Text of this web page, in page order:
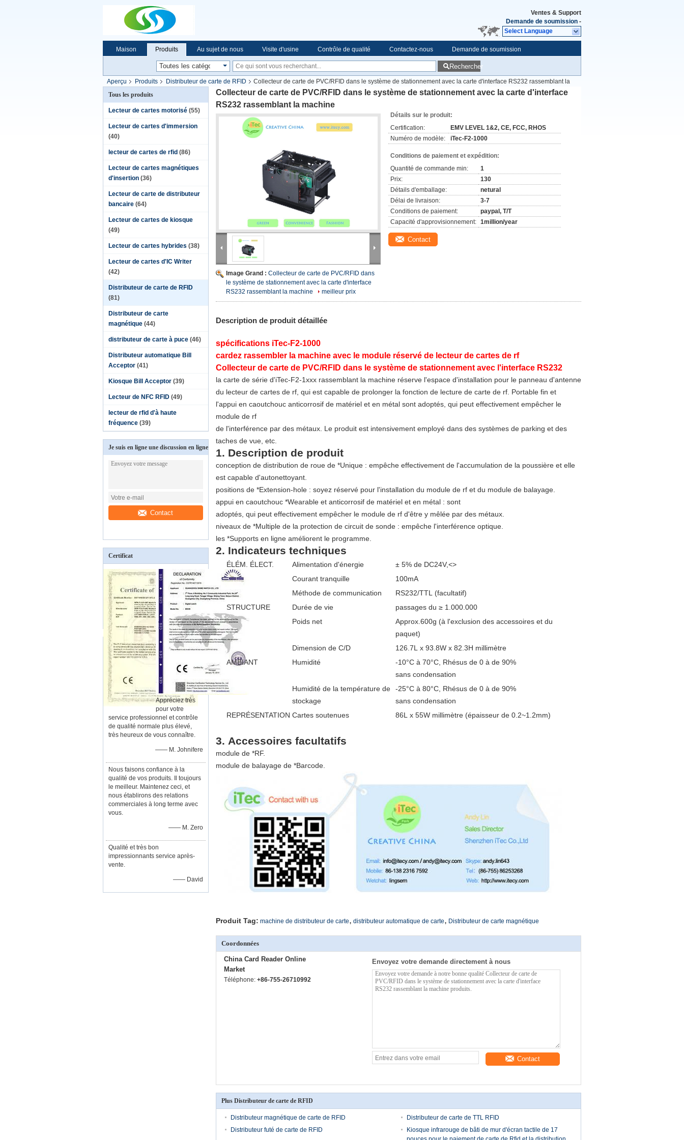
Ventes & Support
Demande de soumission -
Select Language
Maison Produits Au sujet de nous Visite d'usine Contrôle de qualité Contactez-nous Demande de soumission
Rechercher
Aperçu Produits Distributeur de carte de RFID
Collecteur de carte de PVC/RFID dans le système de stationnement avec la carte d'interface RS232 rassemblant la
machine
Tous les produits
Lecteur de cartes motorisé (55)
Lecteur de cartes d'immersion
(40)
lecteur de cartes de rfid (86)
Lecteur de cartes magnétiques
d'insertion (36)
Lecteur de carte de distributeur
bancaire (64)
Lecteur de cartes de kiosque
(49)
Lecteur de cartes hybrides (38)
Lecteur de cartes d'IC Writer
(42)
Distributeur de carte de RFID
(81)
Distributeur de carte
magnétique (44)
distributeur de carte à puce (46)
Distributeur automatique Bill
Acceptor (41)
Kiosque Bill Acceptor (39)
Lecteur de NFC RFID (49)
lecteur de rfid d'à haute
fréquence (39)
Je suis en ligne une discussion en ligne
Contact
Certificat
Appréciez très
pour votre
service professionnel et contrôle
de qualité normale plus élevé,
très heureux de vous connaître.
—— M. Johnifere
Nous faisons confiance à la
qualité de vos produits. Il toujours
le meilleur. Maintenez ceci, et
nous établirons des relations
commerciales à long terme avec
vous.
—— M. Zero
Qualité et très bon
impressionnants service après-
vente.
—— David
Collecteur de carte de PVC/RFID dans le système de stationnement avec la carte d'interface
RS232 rassemblant la machine
Image Grand : Collecteur de carte de PVC/RFID dans
le système de stationnement avec la carte d'interface
RS232 rassemblant la machine
meilleur prix
Détails sur le produit:
Certification:
EMV LEVEL 1&2, CE, FCC, RHOS
Numéro de modèle:
iTec-F2-1000
Conditions de paiement et expédition:
Quantité de commande min:
1
Prix:
130
Détails d'emballage:
netural
Délai de livraison:
3-7
Conditions de paiement:
paypal, T/T
Capacité d'approvisionnement: 1million/year
Contact
Description de produit détaillée
spécifications iTec-F2-1000
cardez rassembler la machine avec le module réservé de lecteur de cartes de rf
Collecteur de carte de PVC/RFID dans le système de stationnement avec l'interface RS232
la carte de série d'iTec-F2-1xxx rassemblant la machine réserve l'espace d'installation pour le panneau d'antenne
du lecteur de cartes de rf, qui est capable de prolonger la fonction de lecture de carte de rf. Portable fin et
l'appui en caoutchouc anticorrosif de matériel et en métal sont adoptés, qui peut effectivement empêcher le
module de rf
de l'interférence par des métaux. Le produit est intensivement employé dans des systèmes de parking et des
taches de vue, etc.
1. Description de produit
conception de distribution de roue de *Unique : empêche effectivement de l'accumulation de la poussière et elle
est capable d'autonettoyant.
positions de *Extension-hole : soyez réservé pour l'installation du module de rf et du module de balayage.
appui en caoutchouc *Wearable et anticorrosif de matériel et en métal : sont
adoptés, qui peut effectivement empêcher le module de rf d'être y mêlée par des métaux.
niveaux de *Multiple de la protection de circuit de sonde : empêche l'interférence optique.
les *Supports en ligne améliorent le programme.
2. Indicateurs techniques
ÉLÉM. ÉLECT. Alimentation d'énergie
± 5% de DC24V,<>
Courant tranquille
100mA
Méthode de communication
RS232/TTL (facultatif)
STRUCTURE
Durée de vie
passages du ≥ 1.000.000
Poids net
Approx.600g (à l'exclusion des accessoires et du
paquet)
Dimension de C/D
126.7L x 93.8W x 82.3H millimètre
AMBIANT
Humidité
-10°C à 70°C, Rhésus de 0 à de 90%
sans condensation
Humidité de la température de
stockage
-25°C à 80°C, Rhésus de 0 à de 90%
sans condensation
REPRÉSENTATION Cartes soutenues 86L x 55W millimètre (épaisseur de 0.2~1.2mm)
3. Accessoires facultatifs
module de *RF.
module de balayage de *Barcode.
Produit Tag: machine de distributeur de carte, distributeur automatique de carte, Distributeur de carte magnétique
Coordonnées
China Card Reader Online
Market
Téléphone: +86-755-26710992
Envoyez votre demande directement à nous
Contact
Plus Distributeur de carte de RFID
Distributeur magnétique de carte de RFID
Distributeur de carte de TTL RFID
Distributeur futé de carte de RFID
Kiosque infrarouge de bâti de mur d'écran tactile de 17